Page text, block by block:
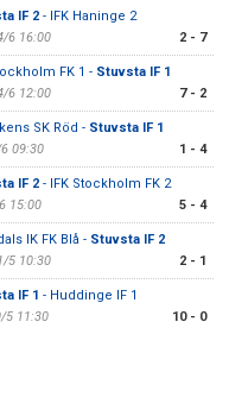
IF 2- IFK Haninge 2
6 16:00
2 - 7
FK 1 - Stuvsta IF 1
6 12:00
7 - 2
SK Röd - Stuvsta IF 1
09:30
1 - 4
IF 2- IFK Stockholm FK 2
15:00
5 - 4
IK FK Blå - Stuvsta IF 2
5 10:30
2 - 1
IF 1 - Huddinge IF 1
5 11:30
10 - 0